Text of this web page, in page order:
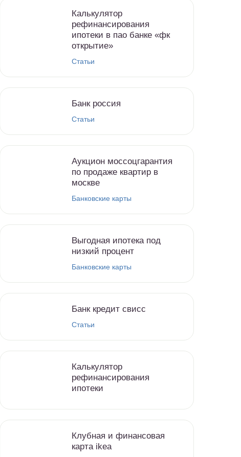
Калькулятор
рефинансирования
ипотеки в пао банке «фк
открытие»
Статьи
Банк россия
Статьи
Аукцион моссоцгарантия
по продаже квартир в
москве
Банковские карты
Выгодная ипотека под
низкий процент
Банковские карты
Банк кредит свисс
Статьи
Калькулятор
рефинансирования
ипотеки
Клубная и финансовая
карта ikea